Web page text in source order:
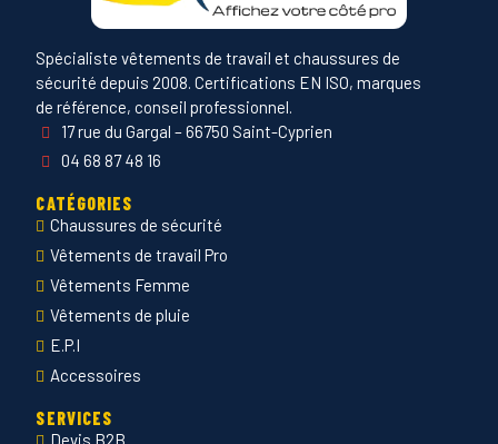
Spécialiste vêtements de travail et chaussures de
sécurité depuis 2008. Certifications EN ISO, marques
de référence, conseil professionnel.
17 rue du Gargal – 66750 Saint-Cyprien
04 68 87 48 16
CATÉGORIES
Chaussures de sécurité
Vêtements de travail Pro
Vêtements Femme
Vêtements de pluie
E.P.I
Accessoires
SERVICES
Devis B2B